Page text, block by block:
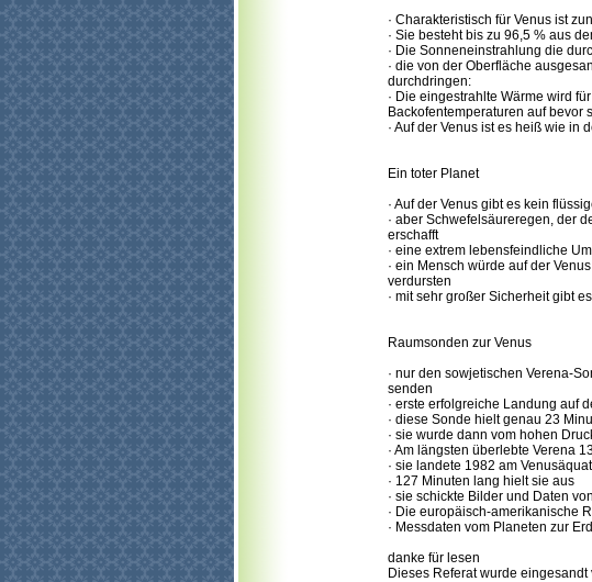
· Charakteristisch für Venus ist
· Sie besteht bis zu 96,5 % aus
· Die Sonneneinstrahlung die
· die von der Oberfläche
durchdringen:
· Die eingestrahlte Wärme wird
Backofentemperaturen auf bevor
· Auf der Venus ist es heiß wie in
Ein toter Planet
· Auf der Venus gibt es kein
· aber Schwefelsäureregen, der
erschafft
· eine extrem lebensfeindliche
· ein Mensch würde auf der
verdursten
· mit sehr großer Sicherheit gibt
Raumsonden zur Venus
· nur den sowjetischen Verena-
senden
· erste erfolgreiche Landung auf
· diese Sonde hielt genau 23
· sie wurde dann vom hohen
· Am längsten überlebte Verena
· sie landete 1982 am
· 127 Minuten lang hielt sie aus
· sie schickte Bilder und Daten
· Die europäisch-amerikanische
· Messdaten vom Planeten zur
danke für lesen
Dieses Referat wurde